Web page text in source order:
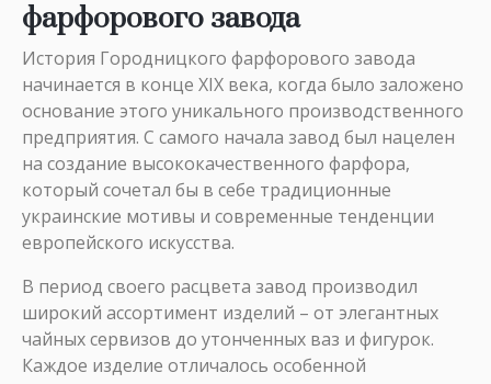
фарфорового завода
История Городницкого фарфорового завода
начинается в конце XIX века, когда было заложено
основание этого уникального производственного
предприятия. С самого начала завод был нацелен
на создание высококачественного фарфора,
который сочетал бы в себе традиционные
украинские мотивы и современные тенденции
европейского искусства.
В период своего расцвета завод производил
широкий ассортимент изделий – от элегантных
чайных сервизов до утонченных ваз и фигурок.
Каждое изделие отличалось особенной